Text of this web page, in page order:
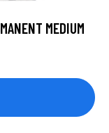
MEDIUM